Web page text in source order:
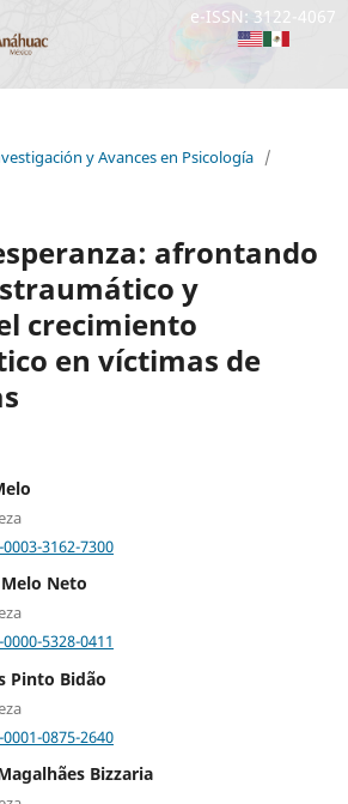
y Avances en Psicología /
afrontando
y
crecimiento
en víctimas de
3162-7300
Neto
5328-0411
Pinto Bidão
0875-2640
Bizzaria
e-ISSN: 3122-4067